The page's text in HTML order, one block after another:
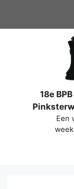
de
18e
Een